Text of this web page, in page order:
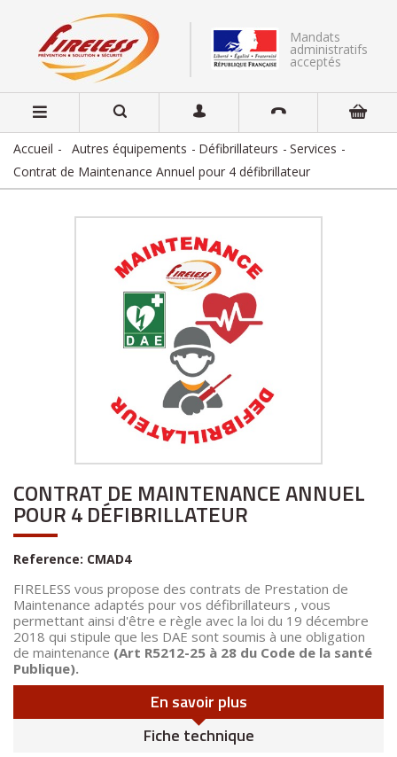
Mandats
administratifs
acceptés
Accueil Autres équipements Défibrillateurs
Services
Contrat de Maintenance Annuel pour 4 défibrillateur
CONTRAT DE MAINTENANCE ANNUEL
POUR 4 DÉFIBRILLATEUR
Reference: CMAD4
FIRELESS vous propose des contrats de Prestation de
Maintenance adaptés pour vos défibrillateurs , vous
permettant ainsi d'être e règle avec la loi du 19 décembre
2018 qui stipule que les DAE sont soumis à une obligation
de maintenance (Art R5212-25 à 28 du Code de la santé
Publique).
En savoir plus
Fiche technique